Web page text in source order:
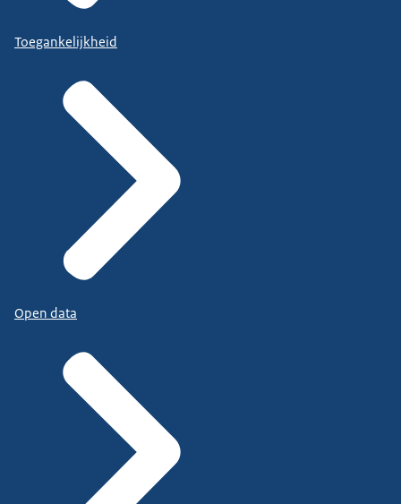
Toegankelijkheid
Open data